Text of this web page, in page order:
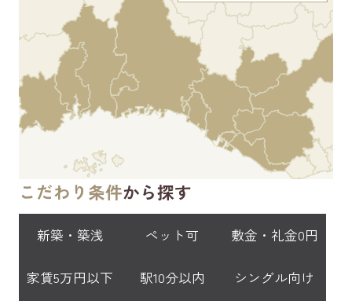
こだわり条件から探す
新築・築浅 ペット可 敷金・礼金0円
家賃5万円以下 駅10分以内 シングル向け